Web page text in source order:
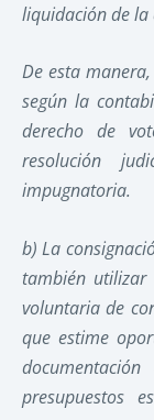
liquidación de la
De esta
según la
derecho de
resolución
impugnatoria.
b) La
también
voluntaria de
que estime
presupuestos